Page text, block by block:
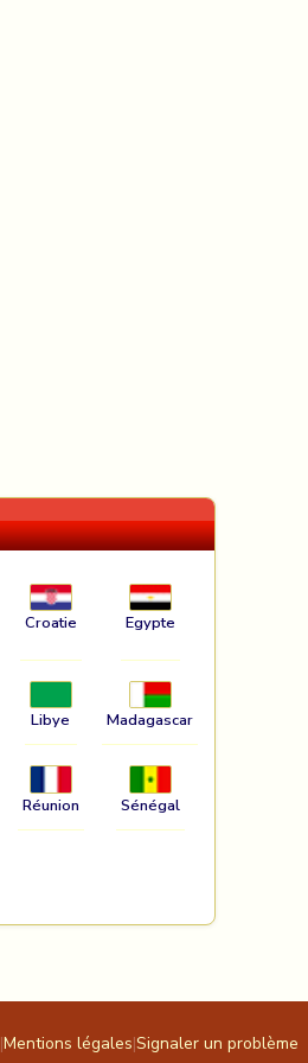
Croatie Egypte
Libye Madagascar
Réunion Sénégal
|Mentions légales|Signaler un problème